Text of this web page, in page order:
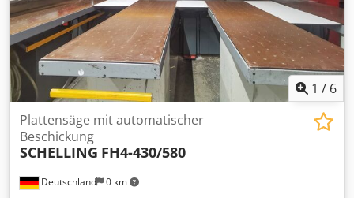
1 / 6
Deutschland 0 km
Plattensäge mit automatischer
Beschickung
SCHELLING FH4-430/580